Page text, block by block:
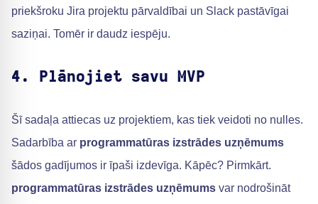
priekšroku Jira projektu pārvaldībai un Slack pastāvīgai
saziņai. Tomēr ir daudz iespēju.
4. Plānojiet savu MVP
Šī sadaļa attiecas uz projektiem, kas tiek veidoti no nulles.
Sadarbība ar programmatūras izstrādes uzņēmums
šādos gadījumos ir īpaši izdevīga. Kāpēc? Pirmkārt.
programmatūras izstrādes uzņēmums var nodrošināt